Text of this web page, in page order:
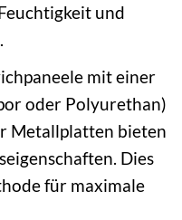
und
mit einer
oder Polyurethan)
Metallplatten bieten
Dies
für maximale